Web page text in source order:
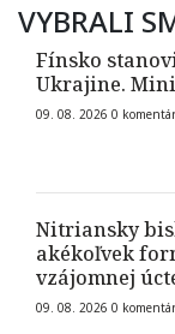
VYBRALI
Fínsko
Ukrajine.
09. 08. 2026 0
Nitriansky
akékoľvek
vzájomnej
09. 08. 2026 0